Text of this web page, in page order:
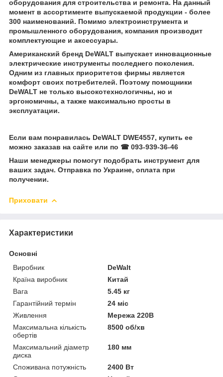
оборудования для строительства и ремонта. На данный
момент в ассортименте выпускаемой продукции - более
300 наименований. Помимо электроинструмента и
промышленного оборудования, компания производит
комплектующие и аксессуары.
Американский бренд DeWALT выпускает инновационные
электрические инструменты последнего поколения.
Одним из главных приоритетов фирмы является
комфорт своих потребителей. Поэтому помощники
DeWALT не только высокотехнологичны, но и
эргономичны, а также максимально просты в
эксплуатации.
Если вам понравилась DeWALT DWE4557, купить ее
можно заказав на сайте или по ☎ 093-939-36-46
Наши менеджеры помогут подобрать инструмент для
ваших задач. Отправка по Украине, оплата при
получении.
Приховати
Характеристики
Основні
Виробник
DeWalt
Країна виробник
Китай
Вага
5.45 кг
Гарантійний термін
24 міс
Живлення
Мережа 220В
Максимальна кількість
обертів
8500 об/хв
Максимальний діаметр
диска
180 мм
Споживана потужність
2400 Вт